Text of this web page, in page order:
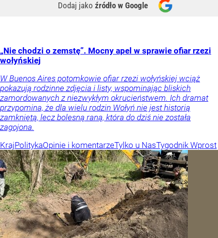
Dodaj jako źródło w Google
„Nie chodzi o zemstę”. Mocny apel w sprawie ofiar rzezi
wołyńskiej
W Buenos Aires potomkowie ofiar rzezi wołyńskiej wciąż
pokazują rodzinne zdjęcia i listy, wspominając bliskich
zamordowanych z niezwykłym okrucieństwem. Ich dramat
przypomina, że dla wielu rodzin Wołyń nie jest historią
zamkniętą, lecz bolesną raną, która do dziś nie została
zagojona.
KrajPolitykaOpinie i komentarzeTylko u NasTygodnik Wprost